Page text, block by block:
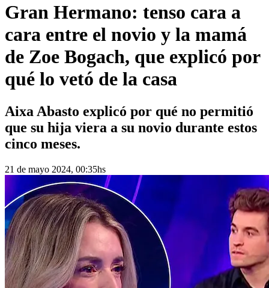
Gran Hermano: tenso cara a
cara entre el novio y la mamá
de Zoe Bogach, que explicó por
qué lo vetó de la casa
Aixa Abasto explicó por qué no permitió
que su hija viera a su novio durante estos
cinco meses.
21 de mayo 2024, 00:35hs